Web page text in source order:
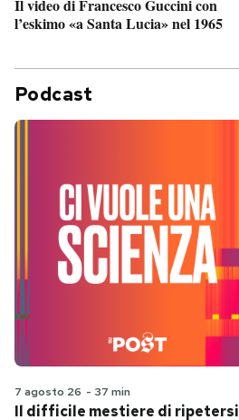
Il video di Francesco Guccini con
l’eskimo «a Santa Lucia» nel 1965
Podcast
7 agosto 26 - 37 min
Il difficile mestiere di ripetersi